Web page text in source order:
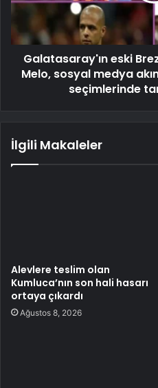
Galatasaray'ın eski
Melo, sosyal medya
seçimlerinde
İlgili Makaleler
Alevlere teslim olan
Kumluca’nın son hali hasarı
ortaya çıkardı
Ağustos 8, 2026